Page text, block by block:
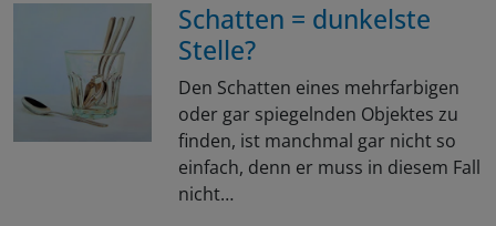
Schatten = dunkelste
Stelle?
Den Schatten eines mehrfarbigen
oder gar spiegelnden Objektes zu
finden, ist manchmal gar nicht so
einfach, denn er muss in diesem Fall
nicht…